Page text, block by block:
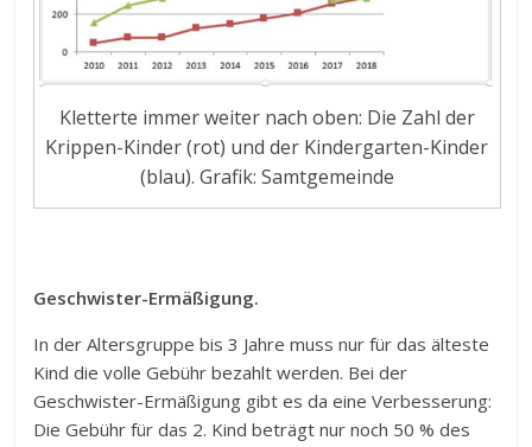
Kletterte immer weiter nach oben: Die Zahl der
Krippen-Kinder (rot) und der Kindergarten-Kinder
(blau). Grafik: Samtgemeinde
Geschwister-Ermäßigung.
In der Altersgruppe bis 3 Jahre muss nur für das älteste
Kind die volle Gebühr bezahlt werden. Bei der
Geschwister-Ermäßigung gibt es da eine Verbesserung:
Die Gebühr für das 2. Kind beträgt nur noch 50 % des